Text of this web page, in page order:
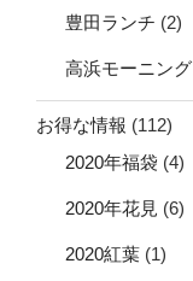
豊田ランチ (2)
高浜モーニング
お得な情報 (112)
2020年福袋 (4)
2020年花見 (6)
2020紅葉 (1)